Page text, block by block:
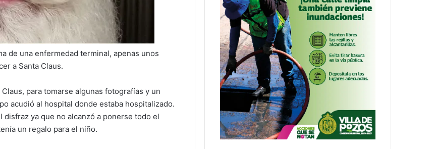
de una enfermedad terminal, apenas unos
a Santa Claus.
para tomarse algunas fotografías y un
acudió al hospital donde estaba hospitalizado.
ya que no alcanzó a ponerse todo el
un regalo para el niño.